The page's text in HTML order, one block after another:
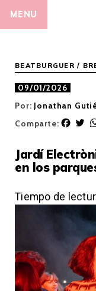
MENU
BEATBURGUER /
09/01/2026
Por: Jonathan
Comparte:
F
e
b
o
k
T
t
t
r
Jardí
en los
Tiempo de